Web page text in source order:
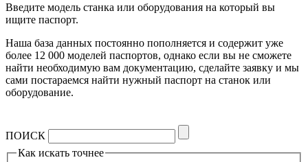
Введите модель станка или оборудования на который вы
ищите паспорт.
Наша база данных постоянно пополняется и содержит уже
более 12 000 моделей паспортов, однако если вы не сможете
найти необходимую вам документацию, сделайте заявку и мы
сами постараемся найти нужный паспорт на станок или
оборудование.
ПОИСК
Как искать точнее